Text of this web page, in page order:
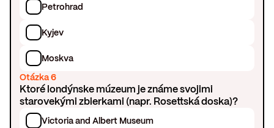
Petrohrad
Kyjev
Moskva
Otázka 6
Ktoré londýnske múzeum je známe svojimi
starovekými zbierkami (napr. Rosettská doska)?
Victoria and Albert Museum